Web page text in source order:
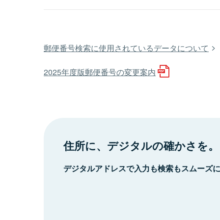
郵便番号検索に使用されているデータについて
2025年度版郵便番号の変更案内
住所に、デジタルの確かさを。
デジタルアドレスで入力も検索もスムーズ